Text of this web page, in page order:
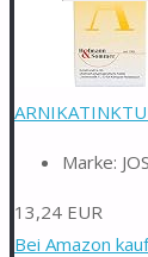
nach:
Marke:
13,24 EUR
Bei Amazon